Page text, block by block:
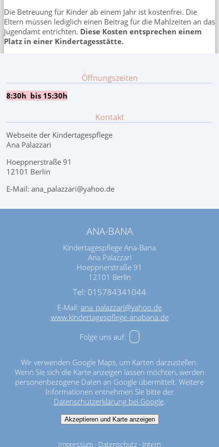
Die Betreuung für Kinder ab einem Jahr ist kostenfrei. Die
Eltern müssen lediglich einen Beitrag für die Mahlzeiten an das
Jugendamt entrichten. Diese Kosten entsprechen einem
Platz in einer Kindertagesstätte.
Öffnungszeiten
8:30h bis 15:30h
Kontakt
Webseite der Kindertagespflege
Ana Palazzari
Hoeppnerstraße 91
12101 Berlin
E-Mail: ana_palazzari@yahoo.de
ANA-BANA
Kindertagespflege Ana-Bana
Ana Palazzari
Hoeppnerstraße 91
12101 Berlin
Tel: 015784341044
E-Mail: ana_palazzari@yahoo.de
www.kindertagespflege-anabana.de
Folge uns auf:
Wir verwenden Google Maps, um Karten darzustellen.
Wenn Sie sich die Karte anzeigen lassen möchten, werden
personenbezogene Daten an Google übermittelt. Weitere
Informationen entnehmen Sie bitte der
Datenschutzerklärung bei Google.
Akzeptieren und Karte anzeigen
Impressum · Datenschutz · Intern